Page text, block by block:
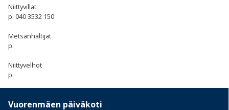
Niittyvillat
p. 040 3532 150
Metsänhaltijat
p.
Niittyvelhot
p.
Vuorenmäen päiväkoti